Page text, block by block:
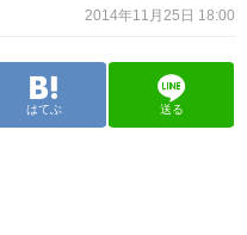
2014年11月25日 18:00
はてぶ 送る